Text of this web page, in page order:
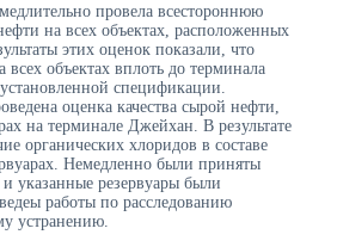
провела всестороннюю
на всех объектах, расположенных
этих оценок показали, что
всех объектах вплоть до терминала
спецификации.
оценка качества сырой нефти,
на терминале Джейхан. В результате
органических хлоридов в составе
Немедленно были приняты
указанные резервуары были
работы по расследованию
устранению.